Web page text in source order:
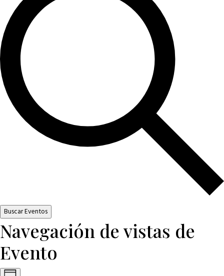
Buscar Eventos
Navegación de vistas de
Evento